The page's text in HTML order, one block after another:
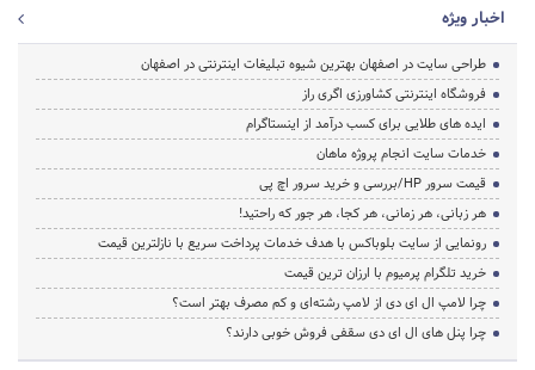
اخبار ویژه
طراحی سایت در اصفهان بهترین شیوه تبلیغات اینترنتی در اصفهان
فروشگاه اینترنتی کشاورزی اگری راز
ایده های طلایی برای کسب درآمد از اینستاگرام
خدمات سایت انجام پروژه ماهان
قیمت سرور HP/بررسی و خرید سرور اچ پی
هر زبانی، هر زمانی، هر کجا، هر جور که راحتید!
رونمایی از سایت بلوباکس با هدف خدمات پرداخت سریع با نازلترین قیمت
خرید تلگرام پرمیوم با ارزان ترین قیمت
چرا لامپ ال ای دی از لامپ رشته‌ای و کم مصرف بهتر است؟
چرا پنل های ال ای دی سقفی فروش خوبی دارند؟